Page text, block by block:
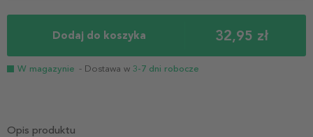
Dodaj do koszyka 32,95 zł
W magazynie - Dostawa w 3-7 dni robocze
Opis produktu